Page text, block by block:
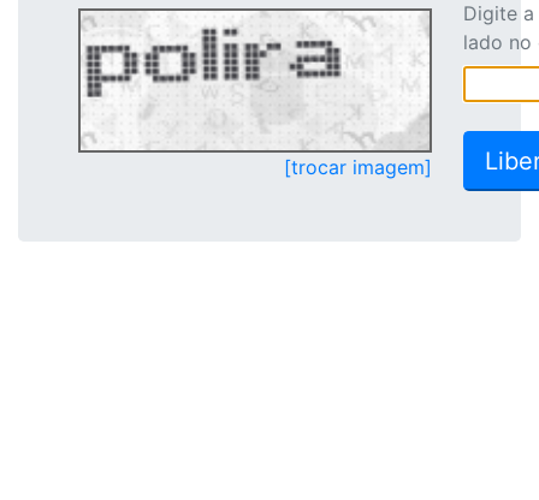
[trocar imagem]
Digite
lado no